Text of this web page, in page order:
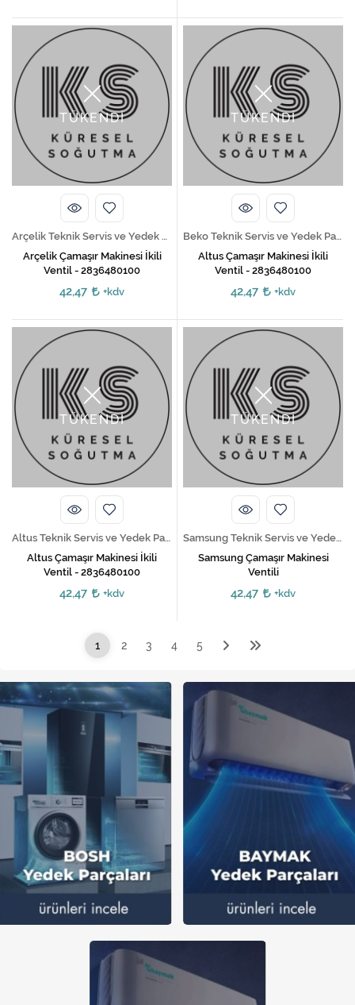
TÜKENDİ
Arçelik Teknik Servis ve Yedek Parça Hizmetleri
Arçelik Çamaşır Makinesi İkili
Ventil - 2836480100
42,47 +kdv
TÜKENDİ
Beko Teknik Servis ve Yedek Parça Hizmetleri
Altus Çamaşır Makinesi İkili
Ventil - 2836480100
42,47 +kdv
TÜKENDİ
Altus Teknik Servis ve Yedek Parça Hizmetleri
Altus Çamaşır Makinesi İkili
Ventil - 2836480100
42,47 +kdv
TÜKENDİ
Samsung Teknik Servis ve Yedek Parça Hizmetleri
Samsung Çamaşır Makinesi
Ventili
42,47 +kdv
1 2 3 4 5